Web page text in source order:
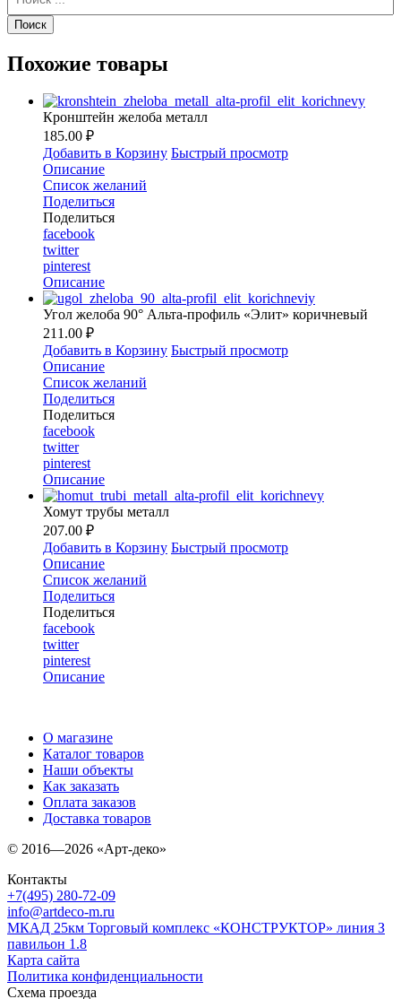
Похожие товары
Кронштейн желоба металл
185.00 ₽
Добавить в Корзину Быстрый просмотр
Описание
Список желаний
Поделиться
Поделиться
facebook
twitter
pinterest
Описание
Угол желоба 90° Альта-профиль «Элит» коричневый
211.00 ₽
Добавить в Корзину Быстрый просмотр
Описание
Список желаний
Поделиться
Поделиться
facebook
twitter
pinterest
Описание
Хомут трубы металл
207.00 ₽
Добавить в Корзину Быстрый просмотр
Описание
Список желаний
Поделиться
Поделиться
facebook
twitter
pinterest
Описание
О магазине
Каталог товаров
Наши объекты
Как заказать
Оплата заказов
Доставка товаров
© 2016—2026 «Арт-деко»
Контакты
+7(495) 280-72-09
info@artdeco-m.ru
МКАД 25км Торговый комплекс «КОНСТРУКТОР» линия З
павильон 1.8
Карта сайта
Политика конфиденциальности
Схема проезда